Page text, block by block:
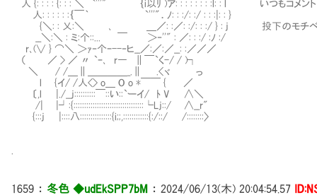
人 {: : : : {: : : ＼ `'''" ｛i以ﾘ )ア: : : : : : : :l: : l いつもコメント・乙
人: : : : : :｛￣｀ `'''"．ﾉ: : :/: :/ : : :|: : }
{＼: : 乂:＼ ､ ＿／: :／: :/: : :/ } : j 投下のモチベの励
__＼:＼ : ミ:个::... ￣ ＞‐''" : ／: : :/ :ﾉ :/
r､(∨ } ⌒＼ ＞ｧ‐个ｰ--‐ヒ__／:／:／__: :／／／
（ ／ > ／ 〃 `ｰ､ r― ∥￣`く-/ / )┐
＼ / /＿∥＿＿＿＿_.∥ .<ヾ っ
l {イ/ /人<> o＿ O o *￣￣ { ／
〔,l |./__j::::::::::￣::い::`ーイ/ ﾄ V ∧＼
/| |┘:{:::::::::::::::::::::::::::::::::└Lj::/ ∧__r"
{:::j |::::八:::::::::::::::{i;;,::::::::::::{:/::/ /::::::::〉
1659 ： 冬色 ◆udEkSPP7bM ： 2024/06/13(木) 20:04:54.57